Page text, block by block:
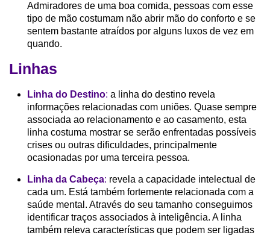
Admiradores de uma boa comida, pessoas com esse
tipo de mão costumam não abrir mão do conforto e se
sentem bastante atraídos por alguns luxos de vez em
quando.
Linhas
Linha do Destino: a linha do destino revela
informações relacionadas com uniões. Quase sempre
associada ao relacionamento e ao casamento, esta
linha costuma mostrar se serão enfrentadas possíveis
crises ou outras dificuldades, principalmente
ocasionadas por uma terceira pessoa.
Linha da Cabeça: revela a capacidade intelectual de
cada um. Está também fortemente relacionada com a
saúde mental. Através do seu tamanho conseguimos
identificar traços associados à inteligência. A linha
também releva características que podem ser ligadas